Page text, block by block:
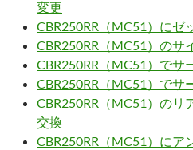
変更
CBR250RR（MC51）にゼ
CBR250RR（MC51）のサ
CBR250RR（MC51）でサ
CBR250RR（MC51）で
CBR250RR（MC51）のリ
交換
CBR250RR（MC51）にア